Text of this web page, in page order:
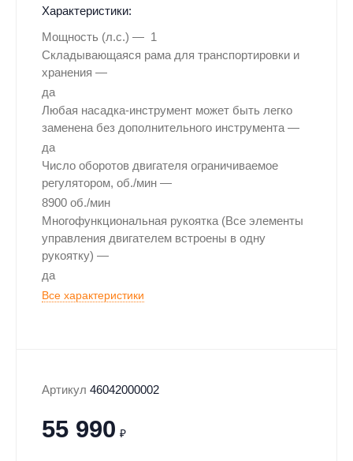
Характеристики:
Мощность (л.с.)
1
Складывающаяся рама для транспортировки и
хранения
да
Любая насадка-инструмент может быть легко
заменена без дополнительного инструмента
да
Число оборотов двигателя ограничиваемое
регулятором, об./мин
8900 об./мин
Многофункциональная рукоятка (Все элементы
управления двигателем встроены в одну
рукоятку)
да
Все характеристики
Артикул 46042000002
55 990 ₽